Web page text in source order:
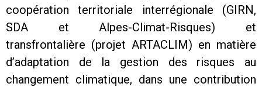
coopération territoriale interrégionale (GIRN,
SDA et Alpes-Climat-Risques) et
transfrontalière (projet ARTACLIM) en matière
d’adaptation de la gestion des risques au
changement climatique, dans une contribution